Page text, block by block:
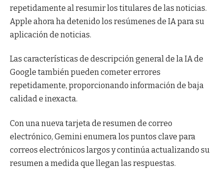
repetidamente al resumir los titulares de las noticias.
Apple ahora ha detenido los resúmenes de IA para su
aplicación de noticias.
Las características de descripción general de la IA de
Google también pueden cometer errores
repetidamente, proporcionando información de baja
calidad e inexacta.
Con una nueva tarjeta de resumen de correo
electrónico, Gemini enumera los puntos clave para
correos electrónicos largos y continúa actualizando su
resumen a medida que llegan las respuestas.